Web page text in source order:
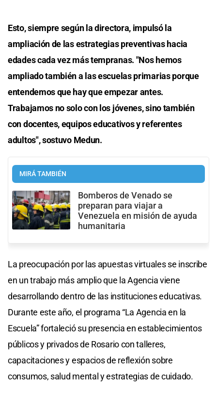
Esto, siempre según la directora, impulsó la
ampliación de las estrategias preventivas hacia
edades cada vez más tempranas. "Nos hemos
ampliado también a las escuelas primarias porque
entendemos que hay que empezar antes.
Trabajamos no solo con los jóvenes, sino también
con docentes, equipos educativos y referentes
adultos", sostuvo Medun.
MIRÁ TAMBIÉN
Bomberos de Venado se
preparan para viajar a
Venezuela en misión de ayuda
humanitaria
La preocupación por las apuestas virtuales se inscribe
en un trabajo más amplio que la Agencia viene
desarrollando dentro de las instituciones educativas.
Durante este año, el programa “La Agencia en la
Escuela” fortaleció su presencia en establecimientos
públicos y privados de Rosario con talleres,
capacitaciones y espacios de reflexión sobre
consumos, salud mental y estrategias de cuidado.